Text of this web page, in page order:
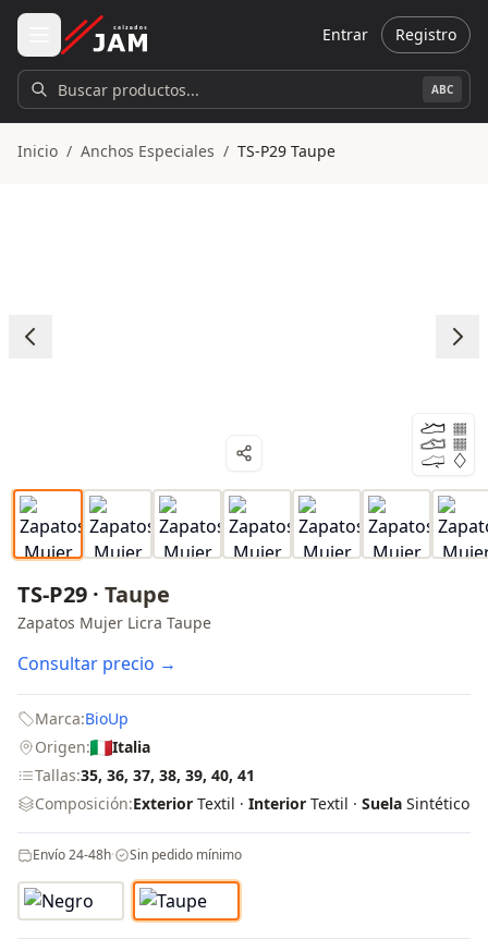
Ir al contenido principal
Entrar Registro
Buscar productos... ABC
Inicio / Anchos Especiales / TS-P29 Taupe
TS-P29 · Taupe
Zapatos Mujer Licra Taupe
Consultar precio →
Marca:BioUp
Origen:
Italia
Tallas:35, 36, 37, 38, 39, 40, 41
Composición:Exterior Textil · Interior Textil · Suela Sintético
Envío 24-48h· Sin pedido mínimo